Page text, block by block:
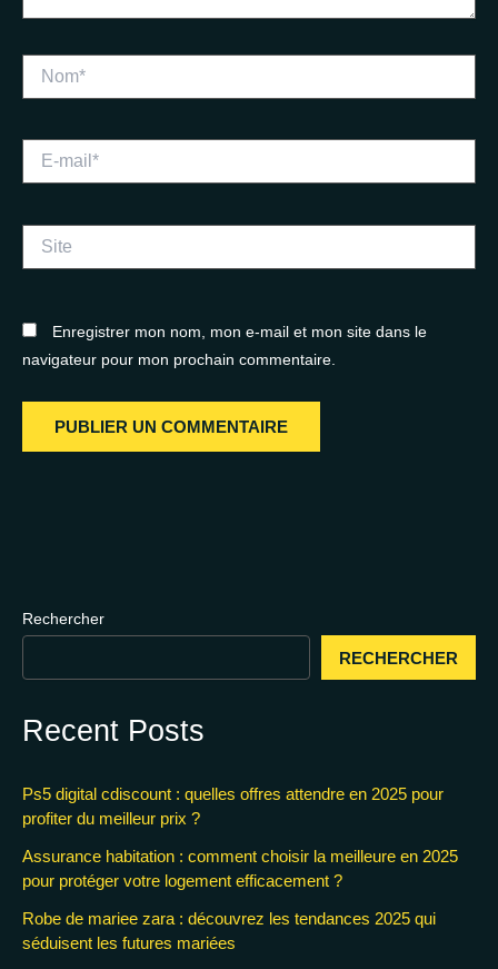
mail*
Enregistrer mon nom, mon e-mail et mon site dans le
navigateur pour mon prochain commentaire.
Rechercher
RECHERCHER
Recent Posts
Ps5 digital cdiscount : quelles offres attendre en 2025 pour
profiter du meilleur prix ?
Assurance habitation : comment choisir la meilleure en 2025
pour protéger votre logement efficacement ?
Robe de mariee zara : découvrez les tendances 2025 qui
séduisent les futures mariées